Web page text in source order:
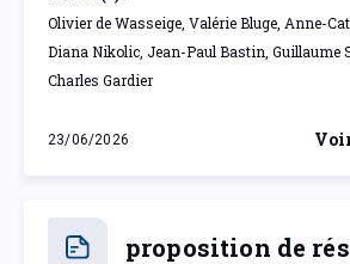
Olivier de Wasseige, Valérie Bluge, Anne-
Diana Nikolic, Jean-Paul Bastin, Guillaume
Charles Gardier
23/06/2026
mardi 23 juin 2026
proposition de